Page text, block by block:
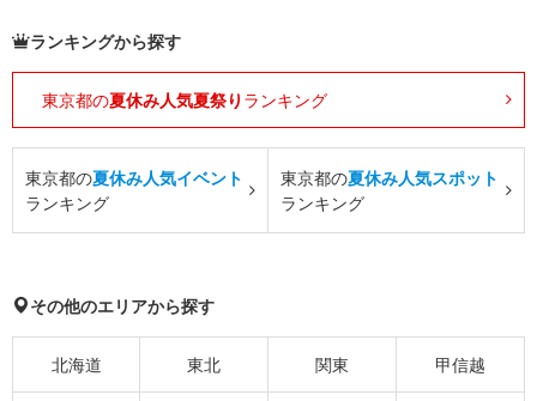
ランキングから探す
東京都の夏休み人気夏祭り ランキング
東京都の夏休み人気イベント
ランキング
東京都の夏休み人気スポット
ランキング
その他のエリアから探す
北海道 東北 関東 甲信越